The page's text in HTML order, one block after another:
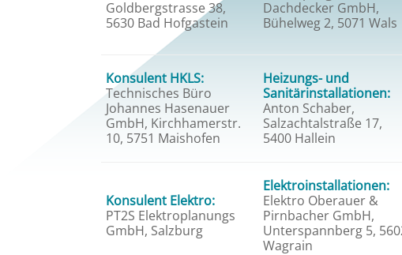
Goldbergstrasse 38,
5630 Bad Hofgastein
Dachdecker GmbH,
Bühelweg 2, 5071 Wals
Konsulent HKLS:
Technisches Büro
Johannes Hasenauer
GmbH, Kirchhamerstr.
10, 5751 Maishofen
Heizungs- und
Sanitärinstallationen:
Anton Schaber,
Salzachtalstraße 17,
5400 Hallein
Konsulent Elektro:
PT2S Elektroplanungs
GmbH, Salzburg
Elektroinstallationen:
Elektro Oberauer &
Pirnbacher GmbH,
Unterspannberg 5,
Wagrain